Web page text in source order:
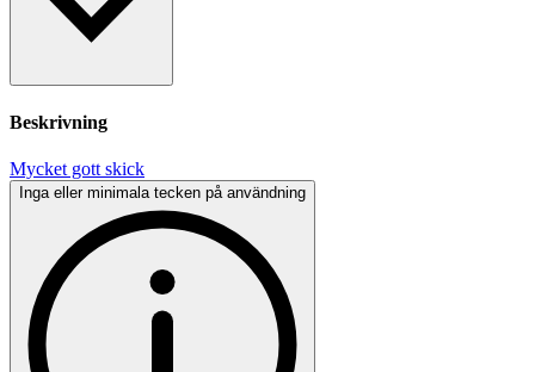
Beskrivning
Mycket gott skick
Inga eller minimala tecken på användning